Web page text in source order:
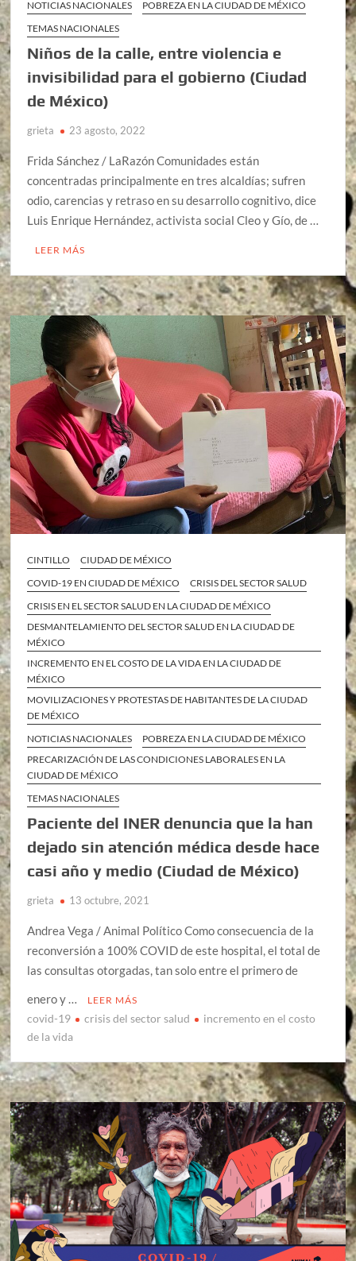
NOTICIAS NACIONALES
POBREZA EN LA CIUDAD DE MÉXICO
TEMAS NACIONALES
Niños de la calle, entre violencia e
invisibilidad para el gobierno (Ciudad
de México)
grieta 23 agosto, 2022
Frida Sánchez / LaRazón Comunidades están
concentradas principalmente en tres alcaldías; sufren
odio, carencias y retraso en su desarrollo cognitivo, dice
Luis Enrique Hernández, activista social Cleo y Gío, de …
LEER MÁS
CINTILLO
CIUDAD DE MÉXICO
COVID-19 EN CIUDAD DE MÉXICO
CRISIS DEL SECTOR SALUD
CRISIS EN EL SECTOR SALUD EN LA CIUDAD DE MÉXICO
DESMANTELAMIENTO DEL SECTOR SALUD EN LA CIUDAD DE
MÉXICO
INCREMENTO EN EL COSTO DE LA VIDA EN LA CIUDAD DE
MÉXICO
MOVILIZACIONES Y PROTESTAS DE HABITANTES DE LA CIUDAD
DE MÉXICO
NOTICIAS NACIONALES
POBREZA EN LA CIUDAD DE MÉXICO
PRECARIZACIÓN DE LAS CONDICIONES LABORALES EN LA
CIUDAD DE MÉXICO
TEMAS NACIONALES
Paciente del INER denuncia que la han
dejado sin atención médica desde hace
casi año y medio (Ciudad de México)
grieta 13 octubre, 2021
Andrea Vega / Animal Político Como consecuencia de la
reconversión a 100% COVID de este hospital, el total de
las consultas otorgadas, tan solo entre el primero de
enero y …
LEER MÁS
covid-19 crisis del sector salud
incremento en el costo
de la vida